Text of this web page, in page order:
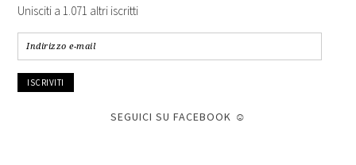
Unisciti a 1.071 altri iscritti
Indirizzo
e-
mail
SEGUICI SU FACEBOOK ☺